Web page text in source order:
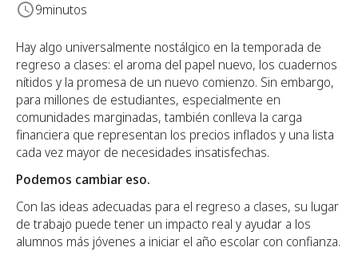
9minutos
Hay algo universalmente nostálgico en la temporada de
regreso a clases: el aroma del papel nuevo, los cuadernos
nítidos y la promesa de un nuevo comienzo. Sin embargo,
para millones de estudiantes, especialmente en
comunidades marginadas, también conlleva la carga
financiera que representan los precios inflados y una lista
cada vez mayor de necesidades insatisfechas.
Podemos cambiar eso.
Con las ideas adecuadas para el regreso a clases, su lugar
de trabajo puede tener un impacto real y ayudar a los
alumnos más jóvenes a iniciar el año escolar con confianza.